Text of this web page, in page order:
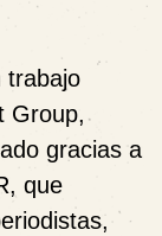
trabajo
Group,
gracias a
que